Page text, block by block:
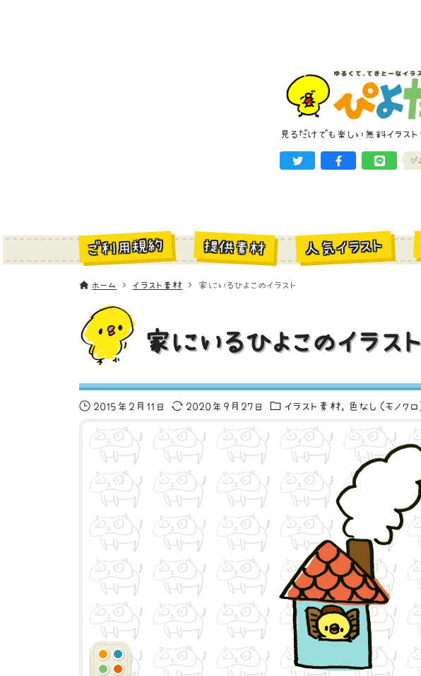
見るだけでも楽しい無料イラスト
ぴ
ご利用規約 提供素材 人気イラスト
ホーム イラスト素材 家にいるひよこのイラスト
家にいるひよこのイラスト
2015年2月11日 2020年9月27日 イラスト素材 色なし（モノク